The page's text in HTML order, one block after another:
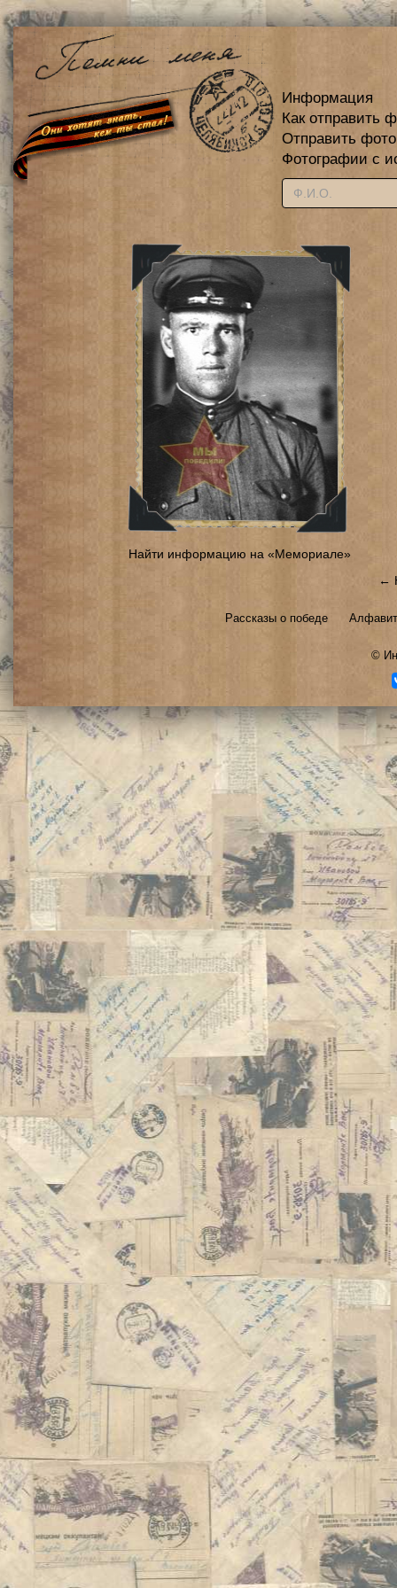
Информация
Как отправить
Отправить
Фотографии с
Найти информацию на «Мемориале»
←
Рассказы о победе
©